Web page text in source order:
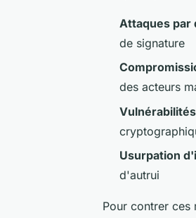
Attaques par
de signature
des acteurs
Usurpation
d'autrui
Pour contrer ces